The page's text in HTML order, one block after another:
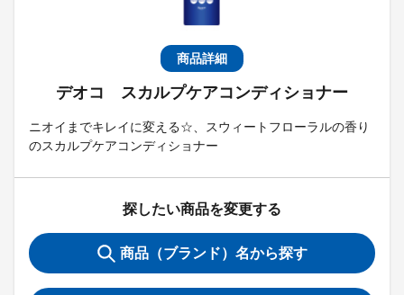
商品詳細
デオコ スカルプケアコンディショナー
ニオイまでキレイに変える☆、スウィートフローラルの香り
のスカルプケアコンディショナー
探したい商品を変更する
商品（ブランド）名から探す